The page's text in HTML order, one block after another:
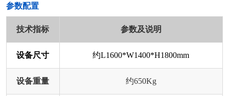
​参数配置
技术指标 参数及说明
设备尺寸 约L1600*W1400*H1800mm
设备重量 约650Kg